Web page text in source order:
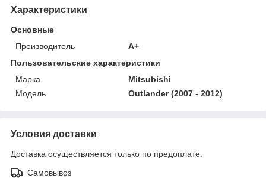
Характеристики
Основные
Производитель
A+
Пользовательские характеристики
Марка
Mitsubishi
Модель
Outlander (2007 - 2012)
Условия доставки
Доставка осуществляется только по предоплате.
Самовывоз